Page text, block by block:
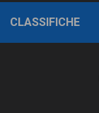
CLASSIFICHE